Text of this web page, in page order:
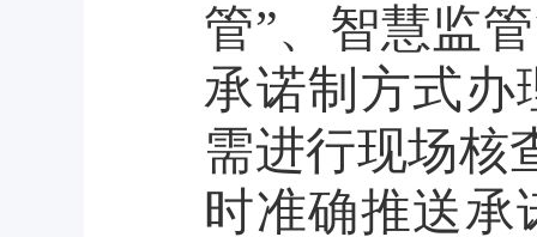
管”、智慧监
承诺制方式办
需进行现场核
时准确推送承